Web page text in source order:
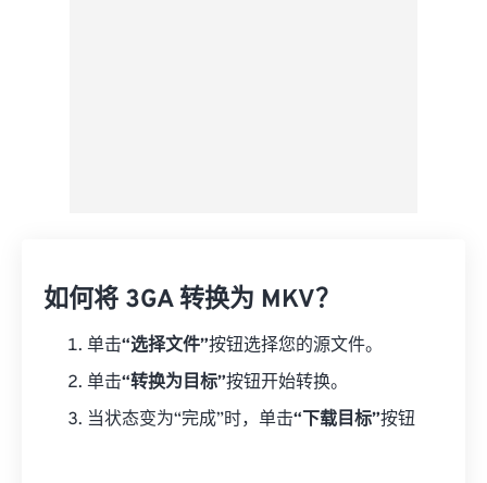
如何将 3GA 转换为 MKV？
单击“选择文件”按钮选择您的源文件。
单击“转换为目标”按钮开始转换。
当状态变为“完成”时，单击“下载目标”按钮